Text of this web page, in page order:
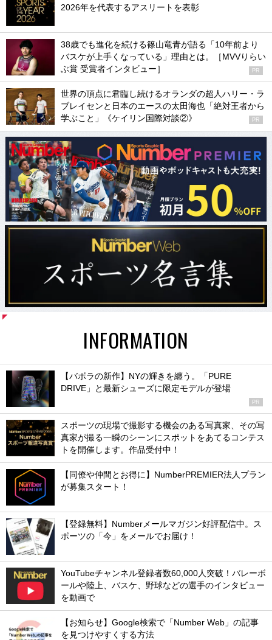
2026年を代表するアスリートを表彰
38歳でも進化を続ける篠山竜青が語る「10年前より
バスケが上手くなっている」理由とは。［MVVりらい
ぶ賞 受賞者インタビュー］
PR
世界の頂点に君臨し続けるオランダの超人ハリー・ラ
ブレイセンと日本のエースの太田海也「絶対王者から
学ぶこと」《ケイリン国際対談②》
PR
INFORMATION
【バボラの新作】NYの輝きを纏う。「PURE
DRIVE」と最新シューズに限定モデルが登場
PR
スポーツの現場で撮影する機会のある写真家、その写
真家が撮る一瞬のシーンにスポットをあてるコンテス
トを開催します。作品受付中！
【同僚や仲間とお得に】NumberPREMIER法人プラン
が募集スタート！
【登録無料】Numberメールマガジン好評配信中。ス
ポーツの「今」をメールでお届け！
YouTubeチャンネル登録者数60,000人突破！バレーボ
ールや陸上、バスケ、野球などの選手のインタビュー
を動画で
【お知らせ】Google検索で「Number Web」の記事
を見つけやすくする方法